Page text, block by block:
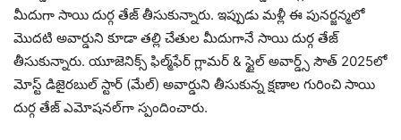
మీదుగా సాయి దుర్గ తేజ్ తీసుకున్నారు. ఇప్పుడు మళ్లీ ఈ పునర్జన్మలో
మొదటి అవార్డుని కూడా తల్లి చేతుల మీదుగానే సాయి దుర్గ తేజ్
తీసుకున్నారు. యూజెనిక్స్ ఫిల్మ్‌ఫేర్ గ్లామర్ & స్టైల్ అవార్డ్స్ సౌత్ 2025లో
మోస్ట్ డిజైరబుల్ స్టార్ (మేల్) అవార్డుని తీసుకున్న క్షణాల గురించి సాయి
దుర్గ తేజ్ ఎమోషనల్‌గా స్పందించారు.